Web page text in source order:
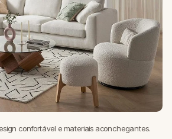
confortável e materiais aconchegantes.